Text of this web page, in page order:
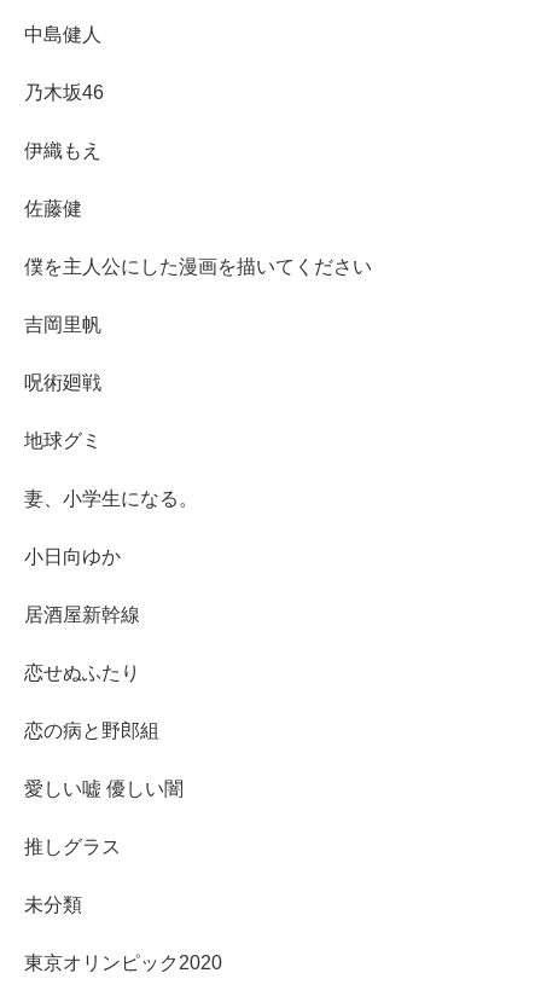
中島健人
乃木坂46
伊織もえ
佐藤健
僕を主人公にした漫画を描いてください
吉岡里帆
呪術廻戦
地球グミ
妻、小学生になる。
小日向ゆか
居酒屋新幹線
恋せぬふたり
恋の病と野郎組
愛しい嘘 優しい闇
推しグラス
未分類
東京オリンピック2020